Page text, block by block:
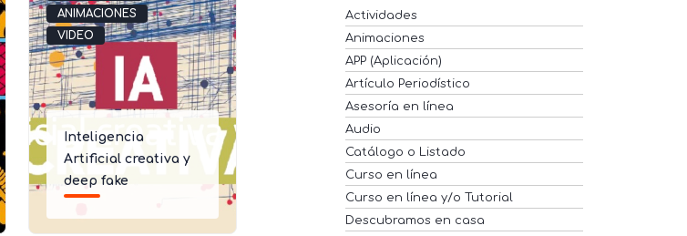
ANIMACIONES
VIDEO
Inteligencia
Artificial creativa y
deep fake
Actividades
Animaciones
APP (Aplicación)
Artículo Periodístico
Asesoría en línea
Audio
Catálogo o Listado
Curso en línea
Curso en línea y/o Tutorial
Descubramos en casa